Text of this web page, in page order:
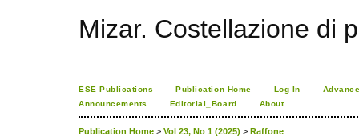
Mizar. Costellazione di
ESE Publications Publication Home Log In
Announcements
Editorial_Board About
Publication Home > Vol 23, No 1 (2025) > Raffone